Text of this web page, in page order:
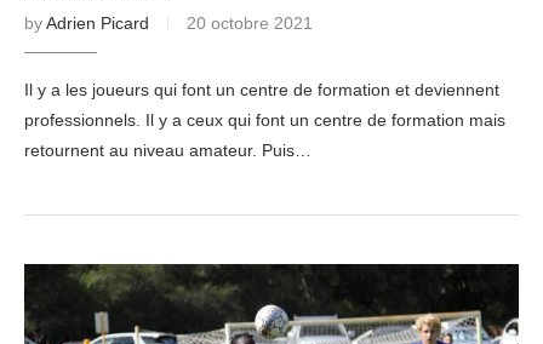
byAdrien Picard 20 octobre 2021
Il y a les joueurs qui font un centre de formation et deviennent
professionnels. Il y a ceux qui font un centre de formation mais
retournent au niveau amateur. Puis…